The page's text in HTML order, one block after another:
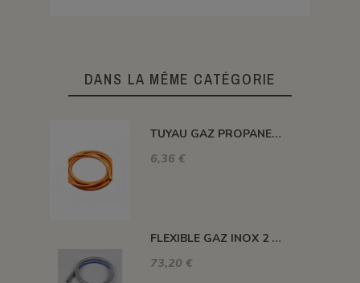
DANS LA MÊME CATÉGORIE
TUYAU GAZ PROPANE 20 BARS MAXI. DIAM. 8MM LE ML
6,36 €
FLEXIBLE GAZ INOX 2 METRES
73,20 €